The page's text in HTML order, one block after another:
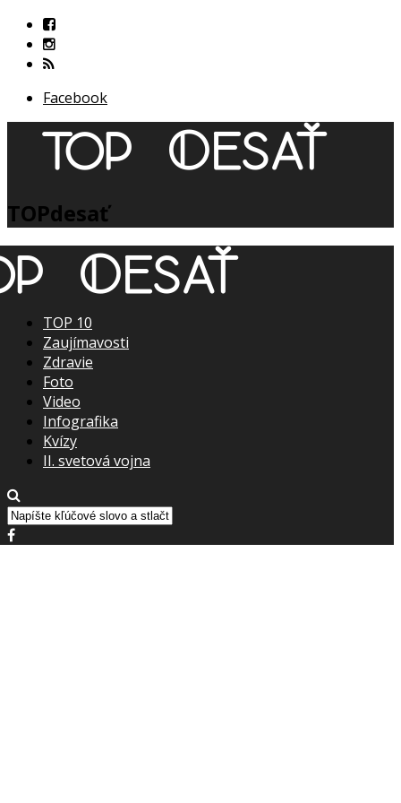
Facebook
TOPdesať
TOP 10
Zaujímavosti
Zdravie
Foto
Video
Infografika
Kvízy
II. svetová vojna